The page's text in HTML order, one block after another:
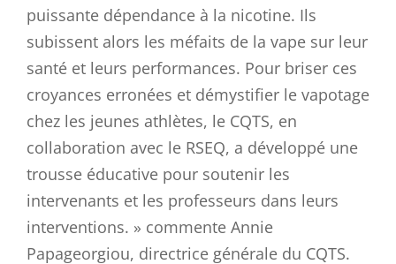
puissante dépendance à la nicotine. Ils
subissent alors les méfaits de la vape sur leur
santé et leurs performances. Pour briser ces
croyances erronées et démystifier le vapotage
chez les jeunes athlètes, le CQTS, en
collaboration avec le RSEQ, a développé une
trousse éducative pour soutenir les
intervenants et les professeurs dans leurs
interventions. » commente Annie
Papageorgiou, directrice générale du CQTS.